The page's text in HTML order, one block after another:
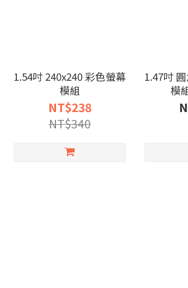
1.54吋 240x240 彩色螢幕
模組
NT$238
NT$340
1.47吋
模